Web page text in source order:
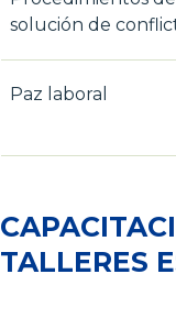
solución de
Paz laboral
TALLERES